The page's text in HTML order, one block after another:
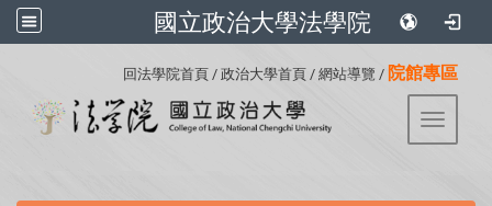
國立政治大學法學院
回法學院首頁 / 政治大學首頁 / 網站導覽 / 院館專區
Toggle